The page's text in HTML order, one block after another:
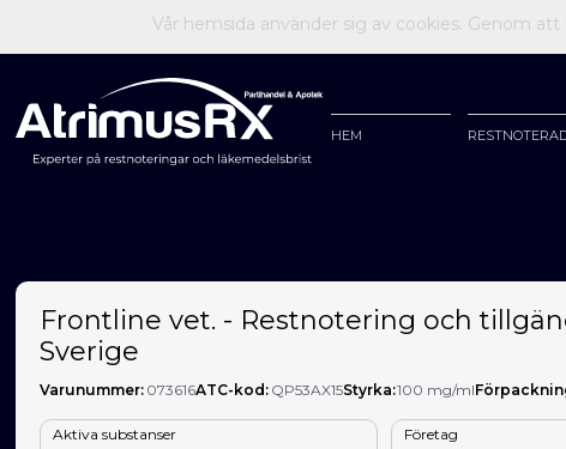
HEM
Frontline vet. - Restnotering och
Sverige
Varunummer: 073616ATC-kod: QP53AX15Styrka:100 mg/ml
Aktiva substanser Företag
Vår hemsida använder sig av cookies. Genom